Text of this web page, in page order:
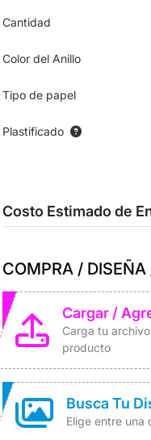
Cantidad
Color del Anillo
Tipo de papel
Plastificado
Costo Estimado de
COMPRA /
Cargar /
Carga tu
producto
Busca Tu
Elige entre una